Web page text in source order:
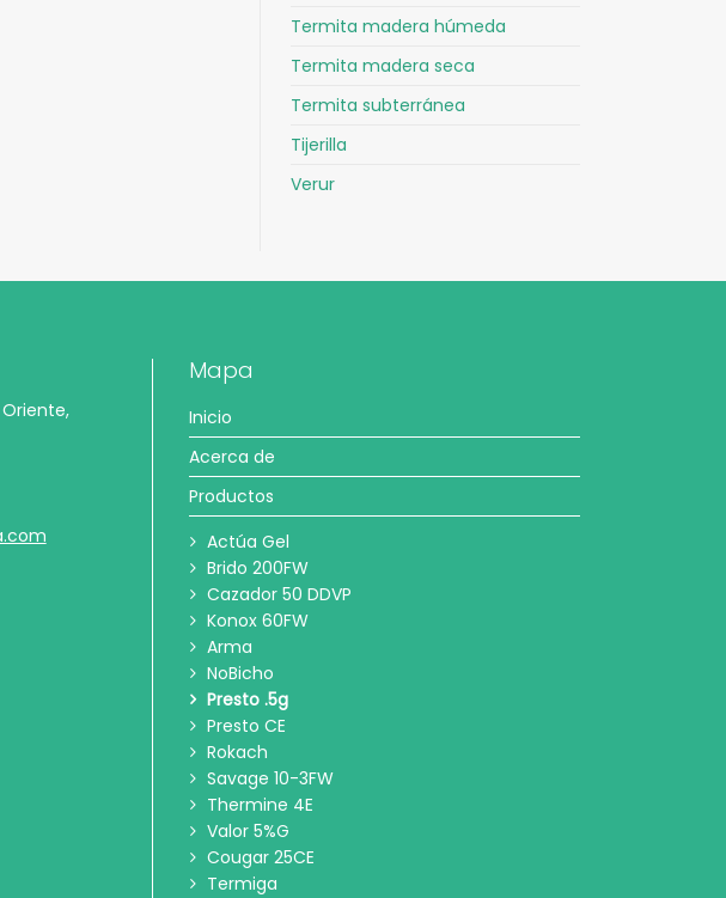
Termita madera húmeda
Termita madera seca
Termita subterránea
Tijerilla
Verur
Oriente,
Mapa
Inicio
Acerca de
Productos
Actúa Gel
Brido 200FW
Cazador 50 DDVP
Konox 60FW
Arma
NoBicho
Presto .5g
Presto CE
Rokach
Savage 10-3FW
Thermine 4E
Valor 5%G
Cougar 25CE
Termiga